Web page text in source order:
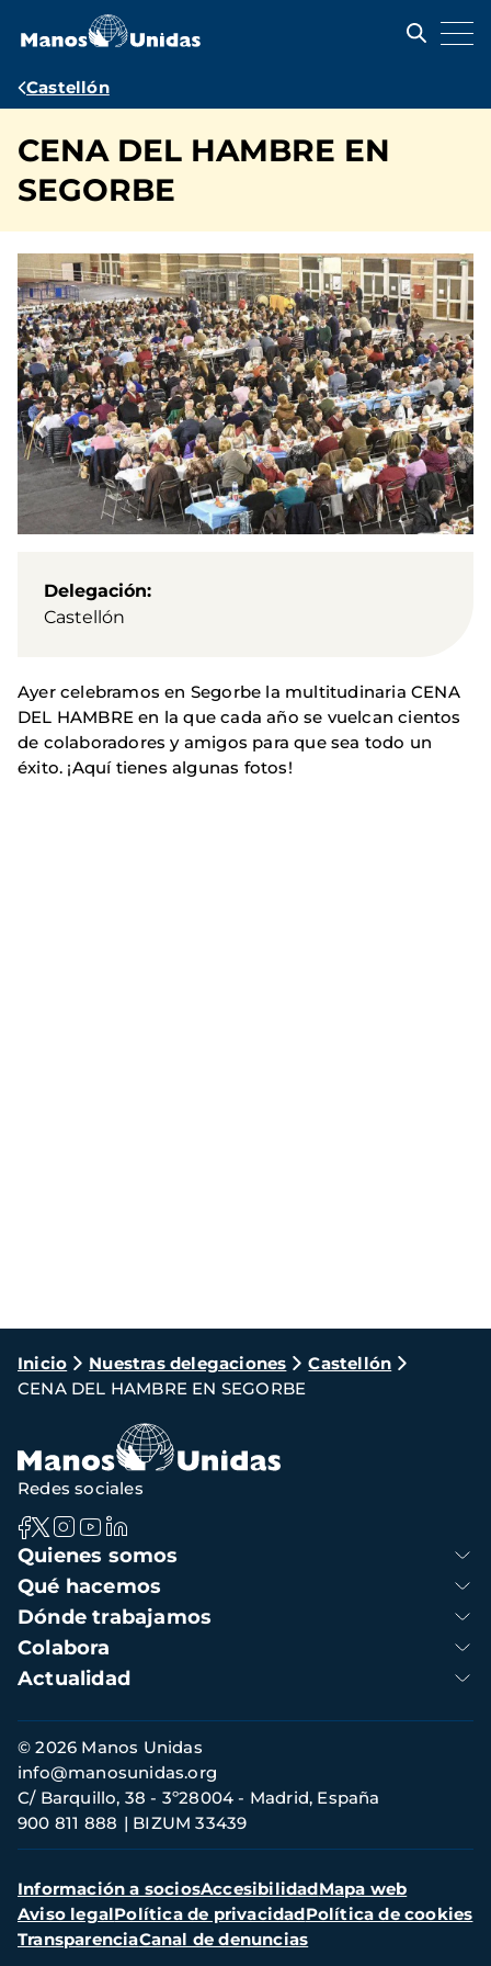
contenido
Ruta
navegación
Castellón
CENA DEL HAMBRE EN
SEGORBE
Delegación
Castellón
Ayer celebramos en Segorbe la multitudinaria CENA
DEL HAMBRE en la que cada año se vuelcan cientos
de colaboradores y amigos para que sea todo un
éxito. ¡Aquí tienes algunas fotos!
Ruta
de
navegación
Inicio Nuestras delegaciones
Castellón
CENA DEL HAMBRE EN SEGORBE
Navegación
principal
Quienes somos
Qué hacemos
Dónde trabajamos
Colabora
Actualidad
Redes sociales
Información
de
contacto
© 2026 Manos Unidas
C/ Barquillo, 38 - 3º28004 - Madrid, España
900 811 888
BIZUM 33439
info@manosunidas.org
Menú
secundario
Información a sociosAccesibilidadMapa web
Aviso legalPolítica de privacidadPolítica de cookies
TransparenciaCanal de denuncias